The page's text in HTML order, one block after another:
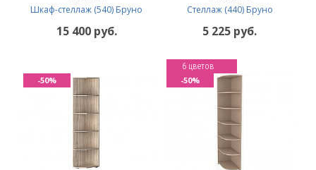
Шкаф-стеллаж (540) Бруно
15 400 руб.
Стеллаж (440) Бруно
5 225 руб.
-50%
6 цветов
-50%